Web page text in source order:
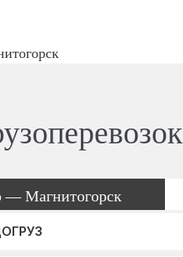
— Магнитогорск